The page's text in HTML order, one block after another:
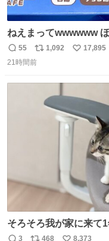
ねえまってwwwwww ほんと
う買ってきたから私も
がら1つ食べたら 奥歯欠けたんだけど！！！！？？？ しか
たから何？と思って口
イレーンの呪いじゃん
返
信
55
リ
ポ
1,092
い
17,895
21時間前
そろそろ我が家に来て
3 468
8,373